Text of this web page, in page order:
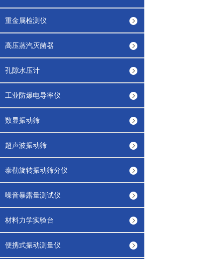
重金属检测仪
高压蒸汽灭菌器
孔隙水压计
工业防爆电导率仪
数显振动筛
超声波振动筛
泰勒旋转振动筛分仪
噪音暴露量测试仪
材料力学实验台
便携式振动测量仪